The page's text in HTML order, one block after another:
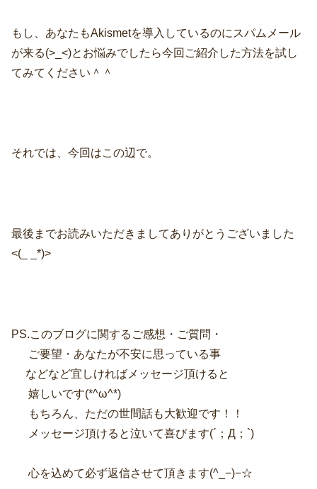
もし、あなたもAkismetを導入しているのにスパムメール
が来る(>_<)とお悩みでしたら今回ご紹介した方法を試し
てみてください＾＾
それでは、今回はこの辺で。
最後までお読みいただきましてありがとうございました
<(_ _*)>
PS.このブログに関するご感想・ご質問・
ご要望・あなたが不安に思っている事
などなど宜しければメッセージ頂けると
嬉しいです(*^ω^*)
もちろん、ただの世間話も大歓迎です！！
メッセージ頂けると泣いて喜びます(´；Д；`)
心を込めて必ず返信させて頂きます(^_−)−☆